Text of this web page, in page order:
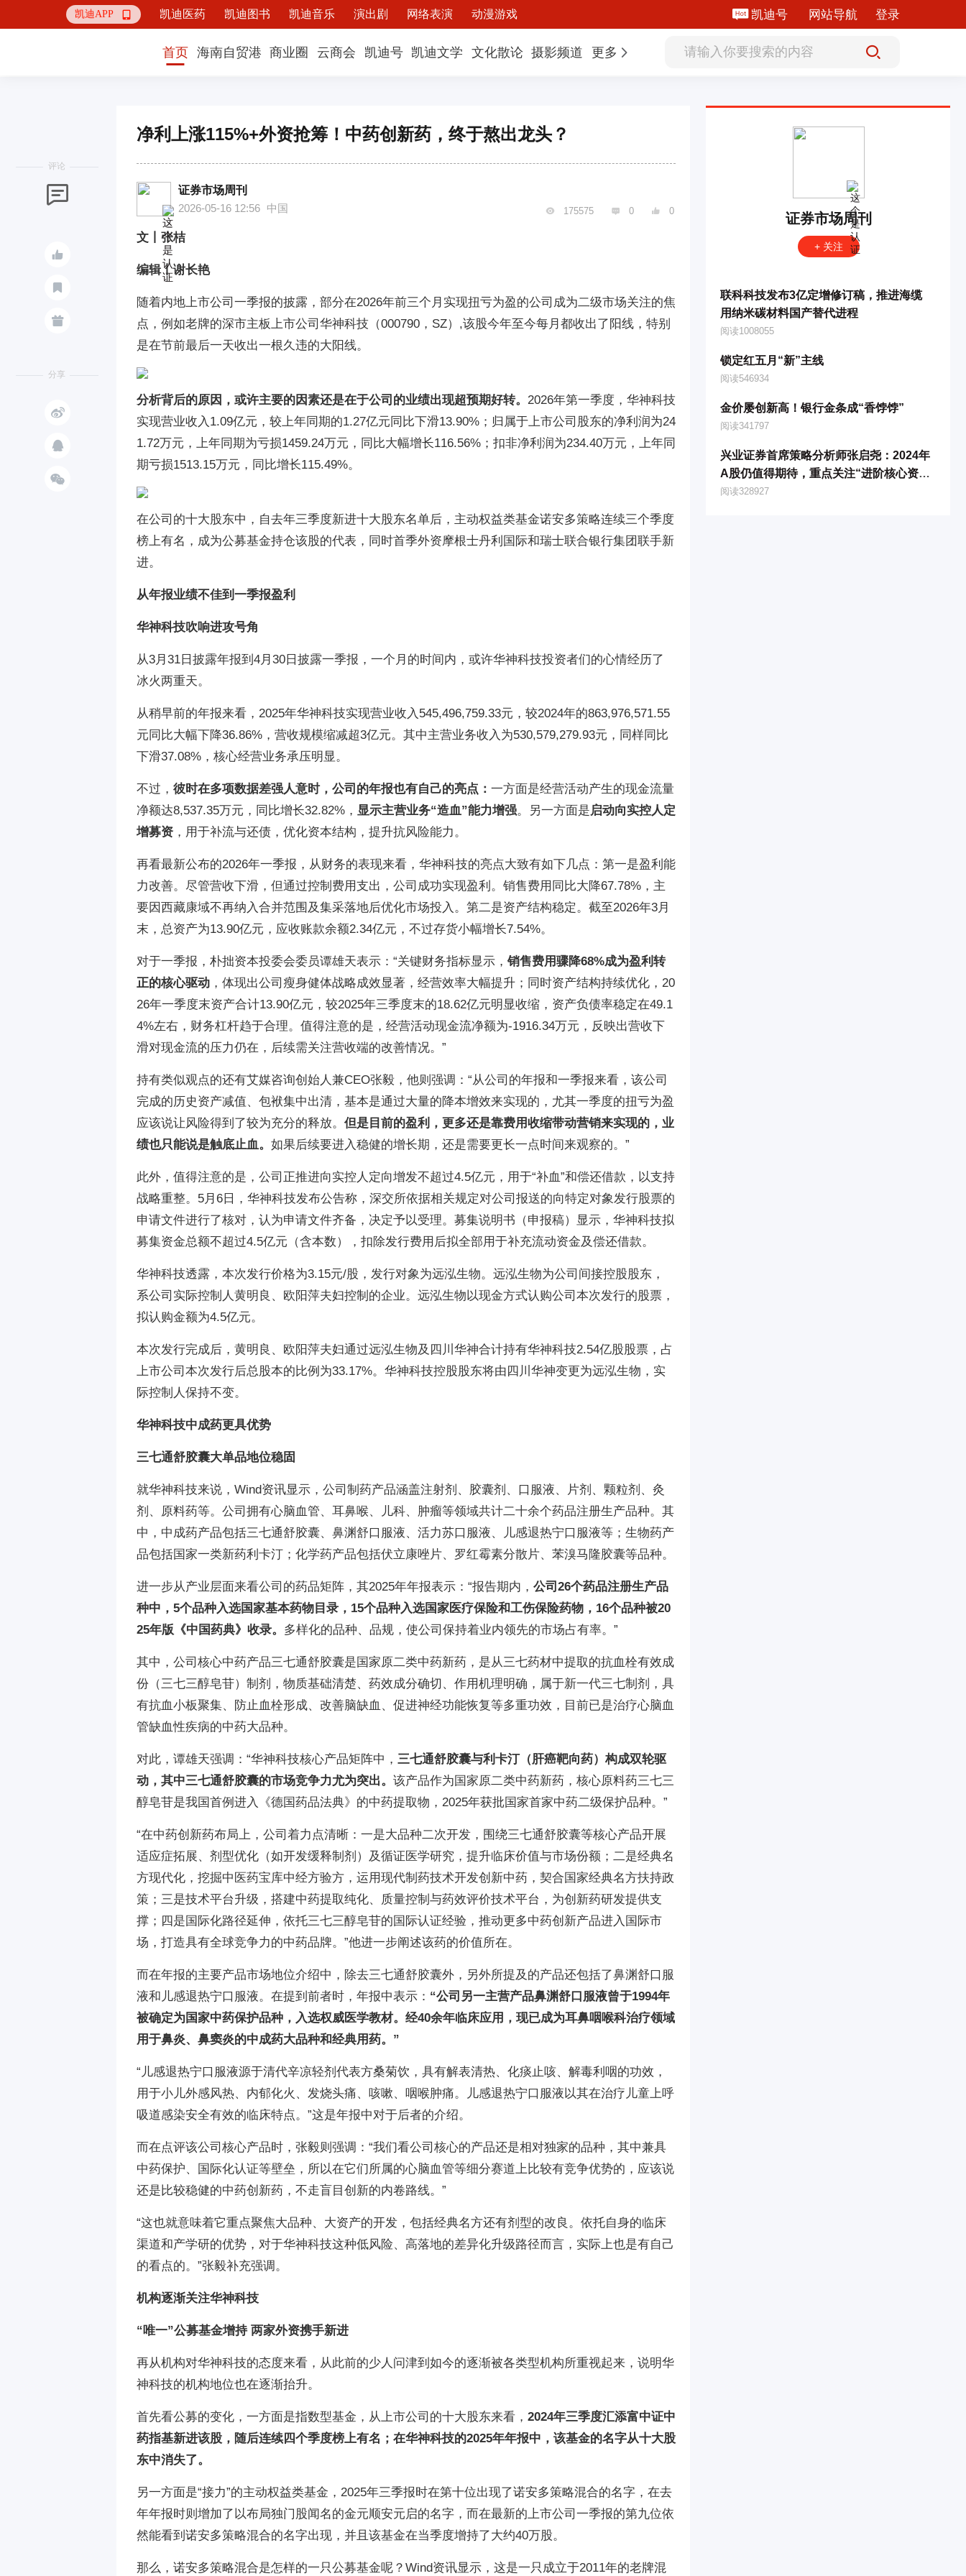
凯迪APP  凯迪医药 凯迪图书 凯迪音乐 演出剧 网络表演 动漫游戏 凯迪号 网站导航 登录
首页 海南自贸港 商业圈 云商会 凯迪号 凯迪文学 文化散论 摄影频道 更多
评论



分享



净利上涨115%+外资抢筹！中药创新药，终于熬出龙头？
证券市场周刊
2026-05-16 12:56 中国  175575  0  0
文丨张桔
编辑丨谢长艳
随着内地上市公司一季报的披露，部分在2026年前三个月实现扭亏为盈的公司成为二级市场关注的焦
点，例如老牌的深市主板上市公司华神科技（000790，SZ）,该股今年至今每月都收出了阳线，特别
是在节前最后一天收出一根久违的大阳线。
分析背后的原因，或许主要的因素还是在于公司的业绩出现超预期好转。 2026年第一季度，华神科技
实现营业收入1.09亿元，较上年同期的1.27亿元同比下滑13.90%；归属于上市公司股东的净利润为24
1.72万元，上年同期为亏损1459.24万元，同比大幅增长116.56%；扣非净利润为234.40万元，上年同
期亏损1513.15万元，同比增长115.49%。
在公司的十大股东中，自去年三季度新进十大股东名单后，主动权益类基金诺安多策略连续三个季度
榜上有名，成为公募基金持仓该股的代表，同时首季外资摩根士丹利国际和瑞士联合银行集团联手新
进。
从年报业绩不佳到一季报盈利
华神科技吹响进攻号角
从3月31日披露年报到4月30日披露一季报，一个月的时间内，或许华神科技投资者们的心情经历了
冰火两重天。
从稍早前的年报来看，2025年华神科技实现营业收入545,496,759.33元，较2024年的863,976,571.55
元同比大幅下降36.86%，营收规模缩减超3亿元。其中主营业务收入为530,579,279.93元，同样同比
下滑37.08%，核心经营业务承压明显。
不过， 彼时在多项数据差强人意时，公司的年报也有自己的亮点： 一方面是经营活动产生的现金流量
净额达‌8,537.35万元‌，同比增长‌32.82%‌， 显示主营业务“造血”能力增强。另一方面是启动向实控人定
增募资 ，用于补流与还债，优化资本结构，提升抗风险能力。
再看最新公布的2026年一季报，从财务的表现来看，华神科技的亮点大致有如下几点：‌第一是盈利能
力改善‌。尽管营收下滑，但通过控制费用支出，公司成功实现盈利。销售费用同比大降‌67.78%‌，主
要因西藏康域不再纳入合并范围及集采落地后优化市场投入。第二是资产结构稳定‌。截至2026年3月
末，总资产为‌13.90亿元‌，应收账款余额‌2.34亿元‌，不过存货小幅增长7.54%。
对于一季报，朴拙资本投委会委员谭雄天表示：“关键财务指标显示， 销售费用骤降68%成为盈利转
正的核心驱动 ，体现出公司瘦身健体战略成效显著，经营效率大幅提升；同时资产结构持续优化，20
26年一季度末资产合计13.90亿元，较2025年三季度末的18.62亿元明显收缩，资产负债率稳定在49.1
4%左右，财务杠杆趋于合理。值得注意的是，经营活动现金流净额为-1916.34万元，反映出营收下
滑对现金流的压力仍在，后续需关注营收端的改善情况。”
持有类似观点的还有艾媒咨询创始人兼CEO张毅，他则强调：“从公司的年报和一季报来看，该公司
完成的历史资产减值、包袱集中出清，基本是通过大量的降本增效来实现的，尤其一季度的扭亏为盈
应该说让风险得到了较为充分的释放。 但是目前的盈利，更多还是靠费用收缩带动营销来实现的，业
绩也只能说是触底止血。 如果后续要进入稳健的增长期，还是需要更长一点时间来观察的。”
此外，值得注意的是，公司正推进向实控人定向增发不超过4.5亿元，用于“补血”和偿还借款，以支持
战略重整。5月6日，华神科技发布公告称，深交所依据相关规定对公司报送的向特定对象发行股票的
申请文件进行了核对，认为申请文件齐备，决定予以受理。募集说明书（申报稿）显示，华神科技拟
募集资金总额不超过4.5亿元（含本数），扣除发行费用后拟全部用于补充流动资金及偿还借款。
华神科技透露，本次发行价格为3.15元/股，发行对象为远泓生物。远泓生物为公司间接控股股东，
系公司实际控制人黄明良、欧阳萍夫妇控制的企业。远泓生物以现金方式认购公司本次发行的股票，
拟认购金额为4.5亿元。
本次发行完成后，黄明良、欧阳萍夫妇通过远泓生物及四川华神合计持有华神科技2.54亿股股票，占
上市公司本次发行后总股本的比例为33.17%。华神科技控股股东将由四川华神变更为远泓生物，实
际控制人保持不变。
华神科技中成药更具优势
三七通舒胶囊大单品地位稳固
就华神科技来说，Wind资讯显示，公司制药产品涵盖注射剂、胶囊剂、口服液、片剂、颗粒剂、灸
剂、原料药等。公司拥有心脑血管、耳鼻喉、儿科、肿瘤等领域共计二十余个药品注册生产品种。其
中，中成药产品包括三七通舒胶囊、鼻渊舒口服液、活力苏口服液、儿感退热宁口服液等；生物药产
品包括国家一类新药利卡汀；化学药产品包括伏立康唑片、罗红霉素分散片、苯溴马隆胶囊等品种。
进一步从产业层面来看公司的药品矩阵，其2025年年报表示：“报告期内， 公司26个药品注册生产品
种中，5个品种入选国家基本药物目录，15个品种入选国家医疗保险和工伤保险药物，16个品种被20
25年版《中国药典》收录。 多样化的品种、品规，使公司保持着业内领先的市场占有率。”
其中，公司核心中药产品三七通舒胶囊是国家原二类中药新药，是从三七药材中提取的抗血栓有效成
份（三七三醇皂苷）制剂，物质基础清楚、药效成分确切、作用机理明确，属于新一代三七制剂，具
有抗血小板聚集、防止血栓形成、改善脑缺血、促进神经功能恢复等多重功效，目前已是治疗心脑血
管缺血性疾病的中药大品种。
对此，谭雄天强调：“华神科技核心产品矩阵中， 三七通舒胶囊与利卡汀（肝癌靶向药）构成双轮驱
动，其中三七通舒胶囊的市场竞争力尤为突出。 该产品作为国家原二类中药新药，核心原料药三七三
醇皂苷是我国首例进入《德国药品法典》的中药提取物，2025年获批国家首家中药二级保护品种。”
“在中药创新药布局上，公司着力点清晰：一是大品种二次开发，围绕三七通舒胶囊等核心产品开展
适应症拓展、剂型优化（如开发缓释制剂）及循证医学研究，提升临床价值与市场份额；二是经典名
方现代化，挖掘中医药宝库中经方验方，运用现代制药技术开发创新中药，契合国家经典名方扶持政
策；三是技术平台升级，搭建中药提取纯化、质量控制与药效评价技术平台，为创新药研发提供支
撑；四是国际化路径延伸，依托三七三醇皂苷的国际认证经验，推动更多中药创新产品进入国际市
场，打造具有全球竞争力的中药品牌。”他进一步阐述该药的价值所在。
而在年报的主要产品市场地位介绍中，除去三七通舒胶囊外，另外所提及的产品还包括了鼻渊舒口服
液和儿感退热宁口服液。在提到前者时，年报中表示： “公司另一主营产品鼻渊舒口服液曾于1994年
被确定为国家中药保护品种，入选权威医学教材。经40余年临床应用，现已成为耳鼻咽喉科治疗领域
用于鼻炎、鼻窦炎的中成药大品种和经典用药。”
“儿感退热宁口服液源于清代辛凉轻剂代表方桑菊饮，具有解表清热、化痰止咳、解毒利咽的功效，
用于小儿外感风热、内郁化火、发烧头痛、咳嗽、咽喉肿痛。儿感退热宁口服液以其在治疗儿童上呼
吸道感染安全有效的临床特点。”这是年报中对于后者的介绍。
而在点评该公司核心产品时，张毅则强调：“我们看公司核心的产品还是相对独家的品种，其中兼具
中药保护、国际化认证等壁垒，所以在它们所属的心脑血管等细分赛道上比较有竞争优势的，应该说
还是比较稳健的中药创新药，不走盲目创新的内卷路线。”
“这也就意味着它重点聚焦大品种、大资产的开发，包括经典名方还有剂型的改良。依托自身的临床
渠道和产学研的优势，对于华神科技这种低风险、高落地的差异化升级路径而言，实际上也是有自己
的看点的。”张毅补充强调。
机构逐渐关注华神科技
“唯一”公募基金增持 两家外资携手新进
再从机构对华神科技的态度来看，从此前的少人问津到如今的逐渐被各类型机构所重视起来，说明华
神科技的机构地位也在逐渐抬升。
首先看公募的变化，一方面是指数型基金，从上市公司的十大股东来看， 2024年三季度汇添富中证中
药指基新进该股，随后连续四个季度榜上有名；在华神科技的2025年年报中，该基金的名字从十大股
东中消失了。
另一方面是“接力”的主动权益类基金，2025年三季报时在第十位出现了诺安多策略混合的名字，在去
年年报时则增加了以布局独门股闻名的金元顺安元启的名字，而在最新的上市公司一季报的第九位依
然能看到诺安多策略混合的名字出现，并且该基金在当季度增持了大约40万股。
那么，诺安多策略混合是怎样的一只公募基金呢？Wind资讯显示，这是一只成立于2011年的老牌混
证券市场周刊
+ 关注
联科科技发布3亿定增修订稿，推进海缆
用纳米碳材料国产替代进程
阅读1008055
锁定红五月“新”主线
阅读546934
金价屡创新高！银行金条成“香饽饽”
阅读341797
兴业证券首席策略分析师张启尧：2024年
A股仍值得期待，重点关注“进阶核心资
产”
阅读328927